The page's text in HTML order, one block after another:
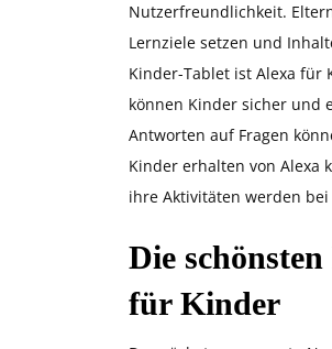
Nutzerfreundlichkeit.
Lernziele setzen und
Kinder-Tablet ist Alexa für
können Kinder sicher und
Antworten auf Fragen
Kinder erhalten von
ihre Aktivitäten werden
Die
für Kinder